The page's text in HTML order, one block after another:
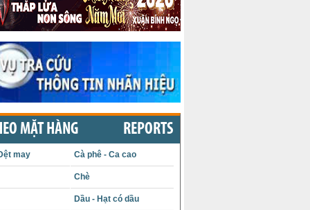
MẶT HÀNG REPORTS
may Cà phê - Ca cao
Chè
Dầu - Hạt có dầu